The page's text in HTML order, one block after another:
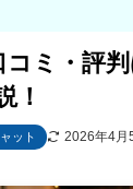
ミ・評
！
ット 2026年4月